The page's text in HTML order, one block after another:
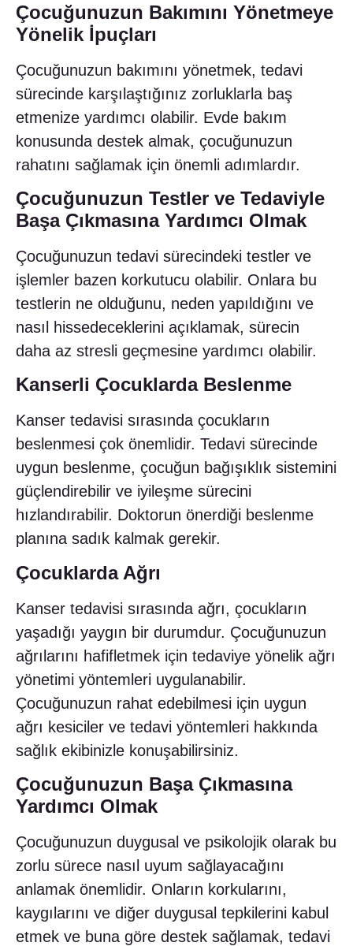
Çocuğunuzun Bakımını Yönetmeye
Yönelik İpuçları
Çocuğunuzun bakımını yönetmek, tedavi
sürecinde karşılaştığınız zorluklarla baş
etmenize yardımcı olabilir. Evde bakım
konusunda destek almak, çocuğunuzun
rahatını sağlamak için önemli adımlardır.
Çocuğunuzun Testler ve Tedaviyle
Başa Çıkmasına Yardımcı Olmak
Çocuğunuzun tedavi sürecindeki testler ve
işlemler bazen korkutucu olabilir. Onlara bu
testlerin ne olduğunu, neden yapıldığını ve
nasıl hissedeceklerini açıklamak, sürecin
daha az stresli geçmesine yardımcı olabilir.
Kanserli Çocuklarda Beslenme
Kanser tedavisi sırasında çocukların
beslenmesi çok önemlidir. Tedavi sürecinde
uygun beslenme, çocuğun bağışıklık sistemini
güçlendirebilir ve iyileşme sürecini
hızlandırabilir. Doktorun önerdiği beslenme
planına sadık kalmak gerekir.
Çocuklarda Ağrı
Kanser tedavisi sırasında ağrı, çocukların
yaşadığı yaygın bir durumdur. Çocuğunuzun
ağrılarını hafifletmek için tedaviye yönelik ağrı
yönetimi yöntemleri uygulanabilir.
Çocuğunuzun rahat edebilmesi için uygun
ağrı kesiciler ve tedavi yöntemleri hakkında
sağlık ekibinizle konuşabilirsiniz.
Çocuğunuzun Başa Çıkmasına
Yardımcı Olmak
Çocuğunuzun duygusal ve psikolojik olarak bu
zorlu sürece nasıl uyum sağlayacağını
anlamak önemlidir. Onların korkularını,
kaygılarını ve diğer duygusal tepkilerini kabul
etmek ve buna göre destek sağlamak, tedavi